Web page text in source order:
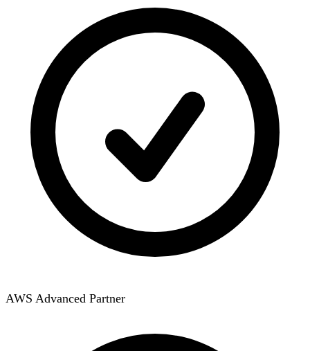
AWS Advanced Partner